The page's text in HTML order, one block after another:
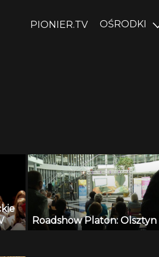
PIONIER.TV OŚRODKI
Roadshow Platon: Olsztyn